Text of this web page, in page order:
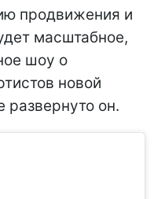
продвижения и
масштабное,
шоу о
новой
развернуто он.